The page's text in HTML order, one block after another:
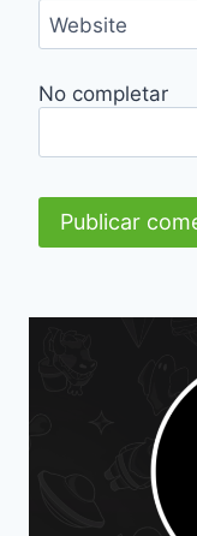
Website
No completar